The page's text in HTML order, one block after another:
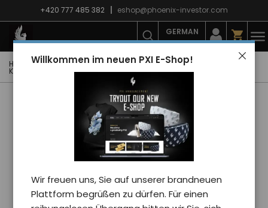
Willkommen im neuen PXI E-Shop!
Wir freuen uns, Sie auf unserer brandneuen
Plattform begrüßen zu dürfen. Für einen
+420 777 485 382 eshop@phoenix-investor.com
GERMAN
Hauptseite E-shop Mode T-Shirts
Kinder-T-Shirts
Kinderbody PXI BALOON - kid/rosa 12-18